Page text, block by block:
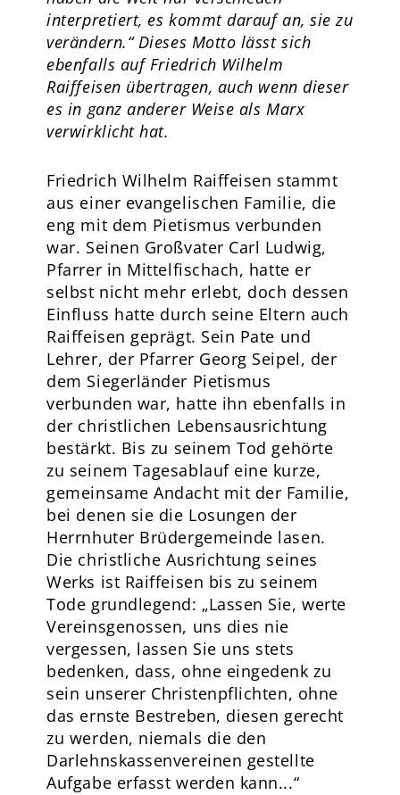
interpretiert, es kommt darauf an, sie zu
verändern.“ Dieses Motto lässt sich
ebenfalls auf Friedrich Wilhelm
Raiffeisen übertragen, auch wenn dieser
es in ganz anderer Weise als Marx
verwirklicht hat.
Friedrich Wilhelm Raiffeisen stammt
aus einer evangelischen Familie, die
eng mit dem Pietismus verbunden
war. Seinen Großvater Carl Ludwig,
Pfarrer in Mittelfischach, hatte er
selbst nicht mehr erlebt, doch dessen
Einfluss hatte durch seine Eltern auch
Raiffeisen geprägt. Sein Pate und
Lehrer, der Pfarrer Georg Seipel, der
dem Siegerländer Pietismus
verbunden war, hatte ihn ebenfalls in
der christlichen Lebensausrichtung
bestärkt. Bis zu seinem Tod gehörte
zu seinem Tagesablauf eine kurze,
gemeinsame Andacht mit der Familie,
bei denen sie die Losungen der
Herrnhuter Brüdergemeinde lasen.
Die christliche Ausrichtung seines
Werks ist Raiffeisen bis zu seinem
Tode grundlegend: „Lassen Sie, werte
Vereinsgenossen, uns dies nie
vergessen, lassen Sie uns stets
bedenken, dass, ohne eingedenk zu
sein unserer Christenpflichten, ohne
das ernste Bestreben, diesen gerecht
zu werden, niemals die den
Darlehnskassenvereinen gestellte
Aufgabe erfasst werden kann...“